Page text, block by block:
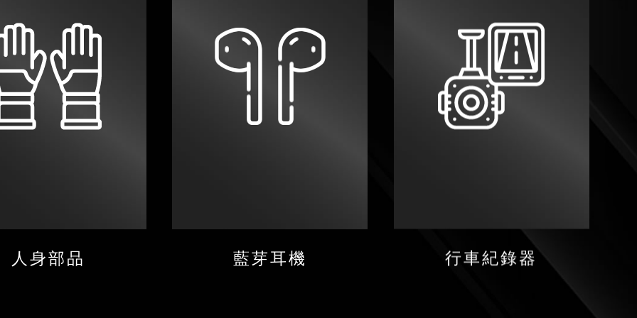
人身部品 藍芽耳機 行車紀錄器